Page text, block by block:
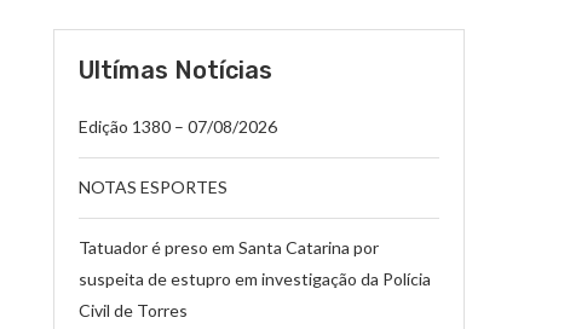
Ultímas Notícias
Edição 1380 – 07/08/2026
NOTAS ESPORTES
Tatuador é preso em Santa Catarina por
suspeita de estupro em investigação da Polícia
Civil de Torres